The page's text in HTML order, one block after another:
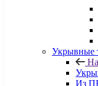
Укрывные
Из